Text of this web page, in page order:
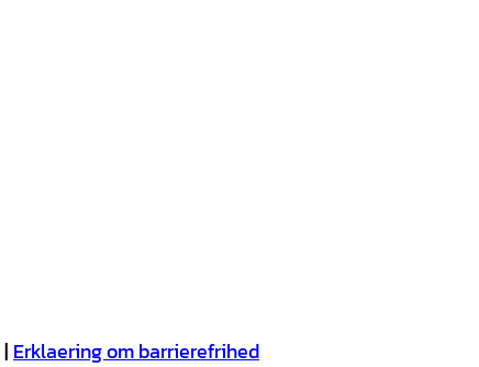
Erklaering om barrierefrihed